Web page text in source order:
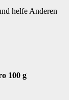
helfe Anderen
100 g